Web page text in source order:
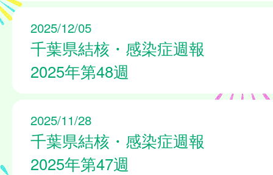
2025/12/05
千葉県結核・感染症週報
2025年第48週
2025/11/28
千葉県結核・感染症週報
2025年第47週